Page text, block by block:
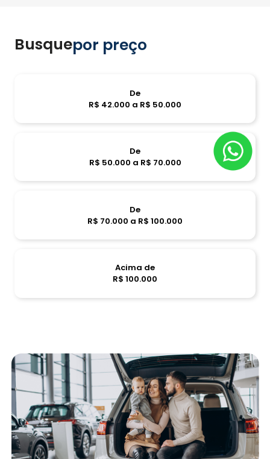
Busquepor preço
De
R$ 42.000 a R$ 50.000
De
R$ 50.000 a R$ 70.000
De
R$ 70.000 a R$ 100.000
Acima de
R$ 100.000